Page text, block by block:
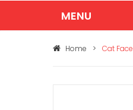
Home > Cat Face